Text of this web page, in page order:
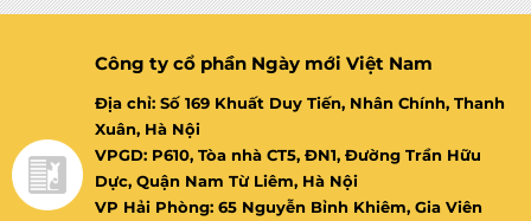
Công ty cổ phần Ngày mới Việt Nam
Địa chỉ: Số 169 Khuất Duy Tiến, Nhân Chính, Thanh
Xuân, Hà Nội
VPGD: P610, Tòa nhà CT5, ĐN1, Đường Trần Hữu
Dực, Quận Nam Từ Liêm, Hà Nội
VP Hải Phòng: 65 Nguyễn Bỉnh Khiêm, Gia Viên